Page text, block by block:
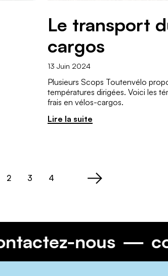
Le transport
cargos
13 Juin 2024
Plusieurs Scops Toutenvélo
températures dirigées. Voici les
frais en vélos-cargos.
Lire la suite
Page
2 Page
3 Page
4
contactez-nous